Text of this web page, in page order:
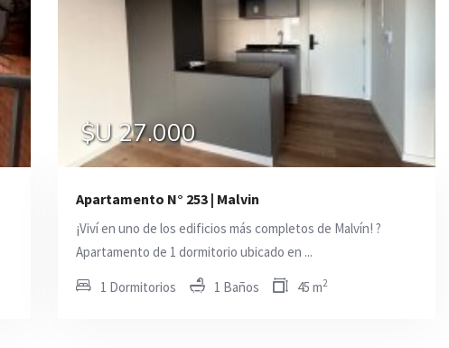
$U 26.000
$U 45.000
$U 27.000
Apartamento N° 253 | Malvi­n
¡Viví en uno de los edificios más completos de Malvín! ?
Apartamento de 1 dormitorio ubicado en ...
1 Dormitorios 1 Baños 45 m2